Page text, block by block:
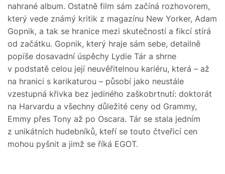
nahrané album. Ostatně film sám začíná rozhovorem,
který vede známý kritik z magazínu New Yorker, Adam
Gopnik, a tak se hranice mezi skutečností a fikcí stírá
od začátku. Gopnik, který hraje sám sebe, detailně
popíše dosavadní úspěchy Lydie Tár a shrne
v podstatě celou její neuvěřitelnou kariéru, která – až
na hranici s karikaturou – působí jako neustále
vzestupná křivka bez jediného zaškobrtnutí: doktorát
na Harvardu a všechny důležité ceny od Grammy,
Emmy přes Tony až po Oscara. Tár se stala jedním
z unikátních hudebníků, kteří se touto čtveřicí cen
mohou pyšnit a jimž se říká EGOT.